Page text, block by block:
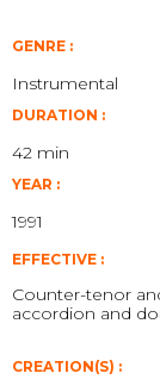
GENRE :
Instrumental
DURATION :
42 min
YEAR :
1991
EFFECTIVE :
Counter-tenor
accordion and
CREATION(S) :